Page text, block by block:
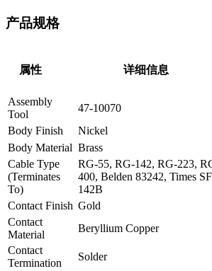
产品规格
属性 详细信息
Assembly
Tool
47-10070
Body Finish
Nickel
Body Material Brass
Cable Type
(Terminates
To)
RG-55, RG-142, RG-223,
400, Belden 83242, Times
142B
Contact Finish Gold
Contact
Material
Beryllium Copper
Contact
Termination
Solder